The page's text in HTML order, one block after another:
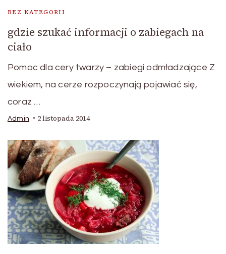
BEZ KATEGORII
gdzie szukać informacji o zabiegach na
ciało
Pomoc dla cery twarzy – zabiegi odmładzające Z
wiekiem, na cerze rozpoczynają pojawiać się,
coraz …
Admin 2 listopada 2014